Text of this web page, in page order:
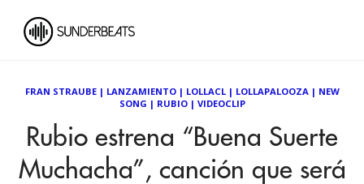
FRAN STRAUBE| LANZAMIENTO| LOLLACL| LOLLAPALOOZA| NEW
SONG | RUBIO| VIDEOCLIP
Rubio estrena “Buena Suerte
Muchacha”, canción que será